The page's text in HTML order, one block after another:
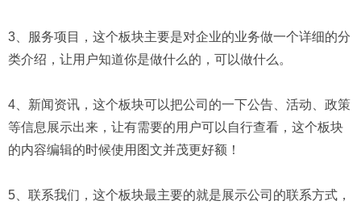
3、服务项目，这个板块主要是对企业的业务做一个详细的分
类介绍，让用户知道你是做什么的，可以做什么。
4、新闻资讯，这个板块可以把公司的一下公告、活动、政策
等信息展示出来，让有需要的用户可以自行查看，这个板块
的内容编辑的时候使用图文并茂更好额！
5、联系我们，这个板块最主要的就是展示公司的联系方式，